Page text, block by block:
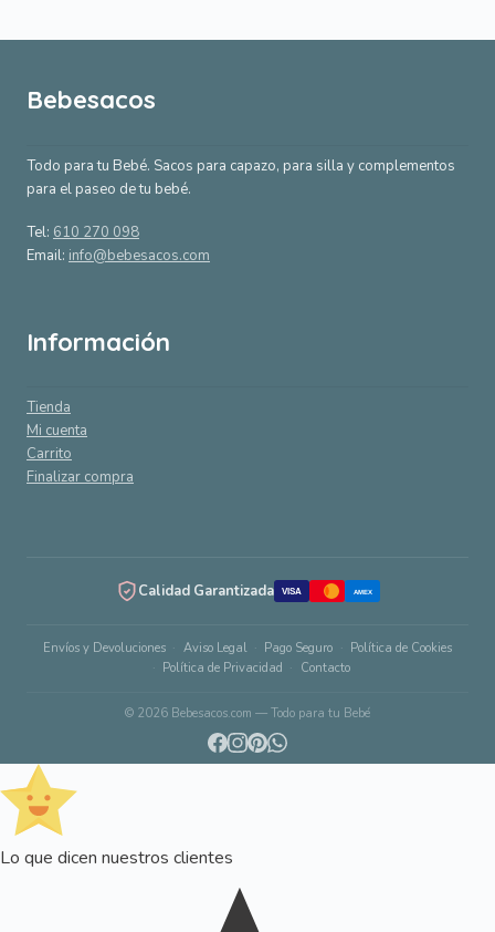
Bebesacos
Todo para tu Bebé. Sacos para capazo, para silla y complementos
para el paseo de tu bebé.
Tel: 610 270 098
Email: info@bebesacos.com
Información
Tienda
Mi cuenta
Carrito
Finalizar compra
Calidad Garantizada VISA AMEX
Envíos y Devoluciones Aviso Legal Pago Seguro
Política de Cookies
Política de Privacidad
Contacto
© 2026 Bebesacos.com — Todo para tu Bebé
Lo que dicen nuestros clientes